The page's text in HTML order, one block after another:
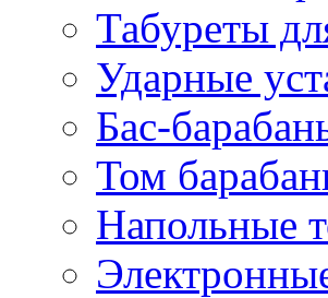
Табуреты
Ударные
Бас-
Том
Напольные